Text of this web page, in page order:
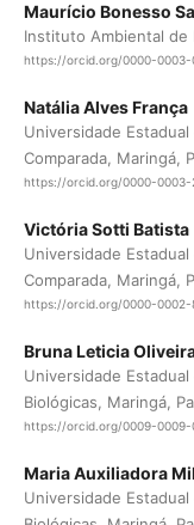
Maurício Bonesso
Instituto Ambiental de
https://orcid.org/0000-0003-
Natália Alves França
Universidade
Comparada, Maringá,
https://orcid.org/0000-0003-
Victória Sotti Batista
Universidade
Comparada, Maringá,
https://orcid.org/0000-0002-
Bruna Leticia
Universidade
Biológicas, Maringá,
https://orcid.org/0009-0009-
Maria Auxiliadora
Universidade